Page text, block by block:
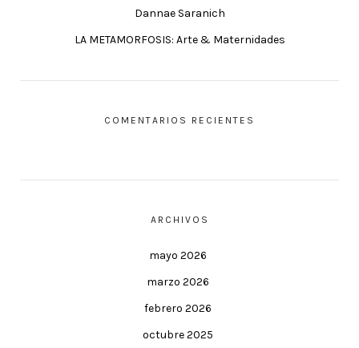
Dannae Saranich
LA METAMORFOSIS: Arte & Maternidades
COMENTARIOS RECIENTES
ARCHIVOS
mayo 2026
marzo 2026
febrero 2026
octubre 2025